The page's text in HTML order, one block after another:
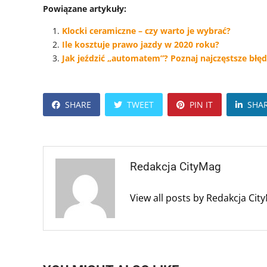
Powiązane artykuły:
Klocki ceramiczne – czy warto je wybrać?
Ile kosztuje prawo jazdy w 2020 roku?
Jak jeździć „automatem”? Poznaj najczęstsze
SHARE TWEET PIN IT
Redakcja CityMag
View all posts by Redakcja